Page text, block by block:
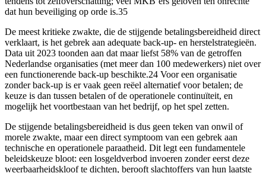
dat hun beveiliging op orde is.35
De meest kritieke zwakte, die de stijgende betalingsbereidheid direct
verklaart, is het gebrek aan adequate back-up- en herstelstrategieën.
Data uit 2023 toonden aan dat maar liefst 58% van de getroffen
Nederlandse organisaties (met meer dan 100 medewerkers) niet over
een functionerende back-up beschikte.24 Voor een organisatie
zonder back-up is er vaak geen reëel alternatief voor betalen; de
keuze is dan tussen betalen of de operationele continuïteit, en
mogelijk het voortbestaan van het bedrijf, op het spel zetten.
De stijgende betalingsbereidheid is dus geen teken van onwil of
morele zwakte, maar een direct symptoom van een gebrek aan
technische en operationele paraatheid. Dit legt een fundamentele
beleidskeuze bloot: een losgeldverbod invoeren zonder eerst deze
weerbaarheidskloof te dichten, berooft slachtoffers van hun laatste